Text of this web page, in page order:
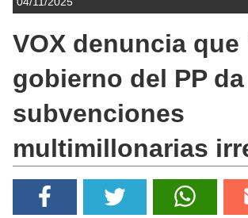
VOX denuncia que
gobierno del PP da
subvenciones
multimillonarias